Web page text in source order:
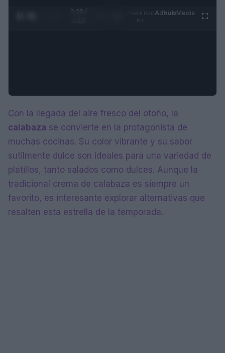
0:29 /
AdhubMedia
Con la llegada del aire fresco del otoño, la
calabaza se convierte en la protagonista de
muchas cocinas. Su color vibrante y su sabor
sutilmente dulce son ideales para una variedad de
platillos, tanto salados como dulces. Aunque la
tradicional crema de calabaza es siempre un
favorito, es interesante explorar alternativas que
resalten esta estrella de la temporada.